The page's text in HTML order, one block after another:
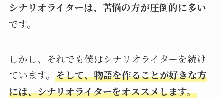
シナリオライターは、苦悩の方が圧倒的に多い
です。
しかし、それでも僕はシナリオライターを続け
ています。 そして、物語を作ることが好きな方
には、シナリオライターをオススメします。